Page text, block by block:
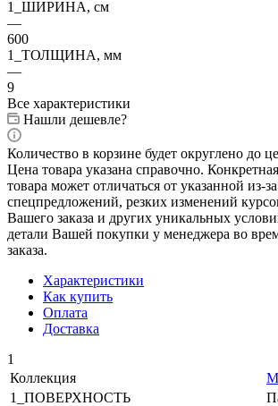
1_ШИРИНА, cм
—
600
1_ТОЛЩИНА, мм
—
9
Все характеристики
Нашли дешевле?
Количество в корзине будет округлено до
Цена товара указана справочно.
товара может отличаться от указанной из-
спецпредложений, резких изменений
Вашего заказа и других уникальных
детали Вашей покупки у менеджера во
заказа.
Характеристики
Как купить
Оплата
Доставка
1
Коллекция
1_ПОВЕРХНОСТЬ